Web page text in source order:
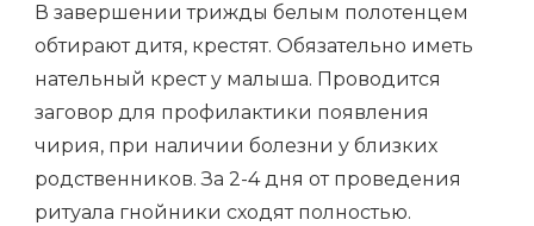
В завершении трижды белым полотенцем
обтирают дитя, крестят. Обязательно иметь
нательный крест у малыша. Проводится
заговор для профилактики появления
чирия, при наличии болезни у близких
родственников. За 2-4 дня от проведения
ритуала гнойники сходят полностью.